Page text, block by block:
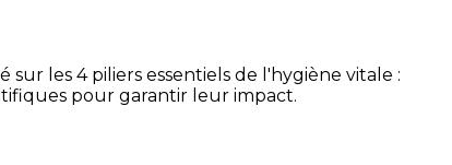
les 4 piliers essentiels de l'hygiène vitale :
pour garantir leur impact.